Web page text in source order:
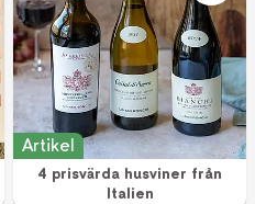
Artikel
4 prisvärda husviner från
Italien